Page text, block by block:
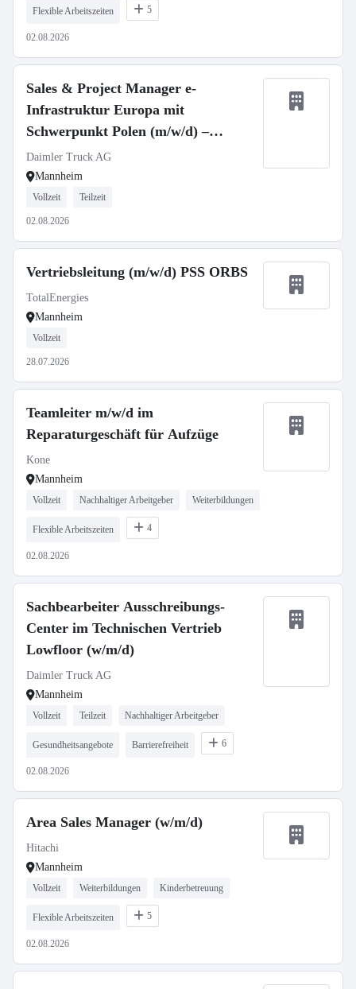
Flexible Arbeitszeiten 5
02.08.2026
Sales & Project Manager e-
Infrastruktur Europa mit
Schwerpunkt Polen (m/w/d) –
deutschlandweit hybrid
Daimler Truck AG
Mannheim
Vollzeit Teilzeit
02.08.2026
Vertriebsleitung (m/w/d) PSS ORBS
TotalEnergies
Mannheim
Vollzeit
28.07.2026
Teamleiter m/w/d im
Reparaturgeschäft für Aufzüge
Kone
Mannheim
Vollzeit Nachhaltiger Arbeitgeber Weiterbildungen
Flexible Arbeitszeiten 4
02.08.2026
Sachbearbeiter Ausschreibungs-
Center im Technischen Vertrieb
Lowfloor (w/m/d)
Daimler Truck AG
Mannheim
Vollzeit Teilzeit Nachhaltiger Arbeitgeber
Gesundheitsangebote Barrierefreiheit 6
02.08.2026
Area Sales Manager (w/m/d)
Hitachi
Mannheim
Vollzeit Weiterbildungen Kinderbetreuung
Flexible Arbeitszeiten 5
02.08.2026